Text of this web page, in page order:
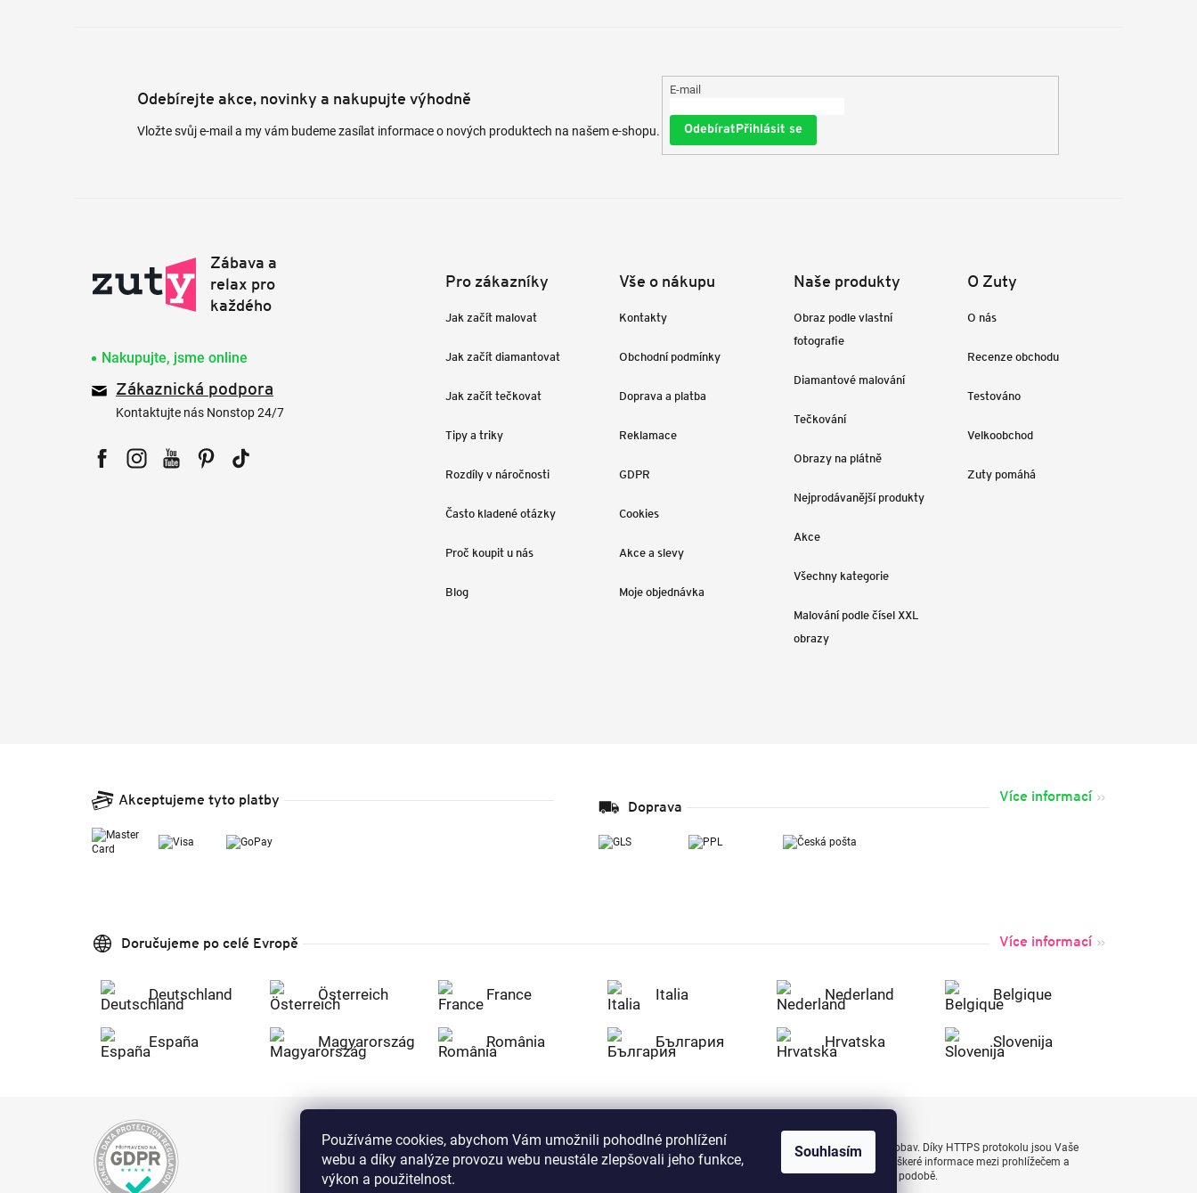
Používáme cookies, abychom Vám umožnili pohodlné prohlížení
webu a díky analýze provozu webu neustále zlepšovali jeho funkce,
výkon a použitelnost.
Souhlasím
Odebírejte akce, novinky a nakupujte výhodně
Vložte svůj e-mail a my vám budeme zasílat informace o nových produktech na našem e-shopu.
E-mail
Přihlásit se
Nakupujte, jsme online
Zákaznická podpora
Kontaktujte nás Nonstop 24/7
Pro zákazníky
Jak začít malovat
Jak začít diamantovat
Jak začít tečkovat
Tipy a triky
Rozdíly v náročnosti
Často kladené otázky
Proč koupit u nás
Blog
Vše o nákupu
Kontakty
Obchodní podmínky
Doprava a platba
Reklamace
GDPR
Cookies
Akce a slevy
Moje objednávka
Naše produkty
Obraz podle vlastní
fotografie
Diamantové malování
Tečkování
Obrazy na plátně
Nejprodávanější produkty
Akce
Všechny kategorie
Malování podle čísel XXL
obrazy
O Zuty
O nás
Recenze obchodu
Testováno
Velkoobchod
Zuty pomáhá
Akceptujeme tyto platby Doprava
Více informací
Doručujeme po celé Evropě Více informací
Deutschland Österreich France Italia Nederland Belgique
España Magyarország România България Hrvatska Slovenija
Nakupujte na Zuty bezpečně a bez obav. Díky HTTPS protokolu jsou Vaše
citlivá data v naprostém bezpečí, veškeré informace mezi prohlížečem a
serverem se přenášejí v zašifrované podobě.